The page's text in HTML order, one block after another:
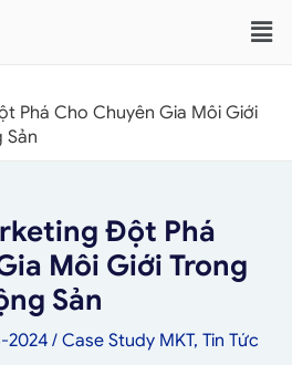
Phá Cho Chuyên Gia Môi Giới
Sản
Đột Phá
Môi Giới Trong
Sản
2024/ Case Study MKT, Tin Tức